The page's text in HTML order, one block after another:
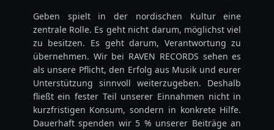
Geben spielt in der nordischen Kultur eine
zentrale Rolle. Es geht nicht darum, möglichst viel
zu besitzen. Es geht darum, Verantwortung zu
übernehmen. Wir bei RAVEN RECORDS sehen es
als unsere Pflicht, den Erfolg aus Musik und eurer
Unterstützung sinnvoll weiterzugeben. Deshalb
fließt ein fester Teil unserer Einnahmen nicht in
kurzfristigen Konsum, sondern in konkrete Hilfe.
Dauerhaft spenden wir 5 % unserer Beiträge an